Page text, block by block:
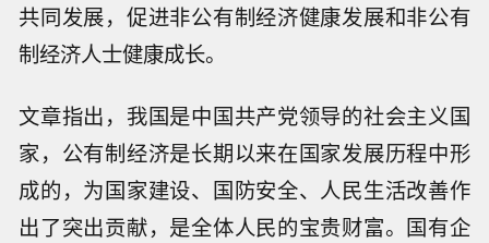
共同发展，促进非公有制经济健康发展和非公有
制经济人士健康成长。
文章指出，我国是中国共产党领导的社会主义国
家，公有制经济是长期以来在国家发展历程中形
成的，为国家建设、国防安全、人民生活改善作
出了突出贡献，是全体人民的宝贵财富。国有企